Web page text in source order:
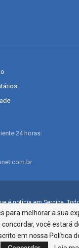
24 horas:
é notícia em Sergipe.
reservados.
Silveira 276,
49015-030, Fone:
Informações LTDA
para melhorar a sua
você estará
em nossa Política